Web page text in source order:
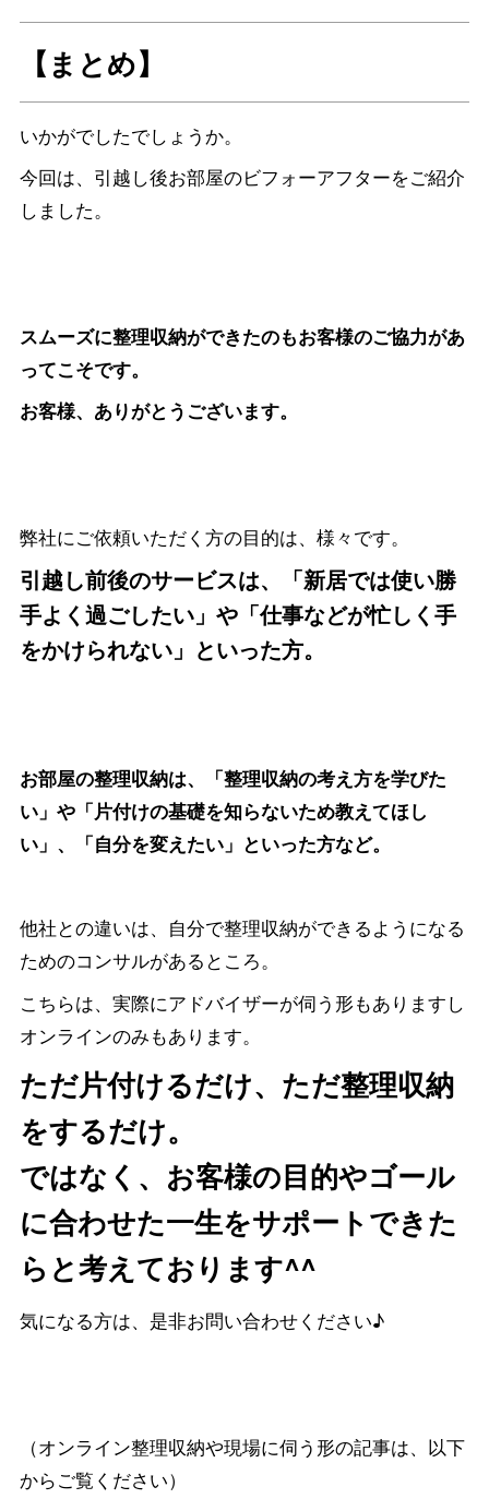
【まとめ】
いかがでしたでしょうか。
今回は、引越し後お部屋のビフォーアフターをご紹介
しました。
スムーズに整理収納ができたのもお客様のご協力があ
ってこそです。
お客様、ありがとうございます。
弊社にご依頼いただく方の目的は、様々です。
引越し前後のサービスは、「新居では使い勝
手よく過ごしたい」や「仕事などが忙しく手
をかけられない」といった方。
お部屋の整理収納は、「整理収納の考え方を学びた
い」や「片付けの基礎を知らないため教えてほし
い」、「自分を変えたい」といった方など。
他社との違いは、自分で整理収納ができるようになる
ためのコンサルがあるところ。
こちらは、実際にアドバイザーが伺う形もありますし
オンラインのみもあります。
ただ片付けるだけ、ただ整理収納
をするだけ。
ではなく、お客様の目的やゴール
に合わせた一生をサポートできた
らと考えております^^
気になる方は、是非お問い合わせください♪
（オンライン整理収納や現場に伺う形の記事は、以下
からご覧ください）